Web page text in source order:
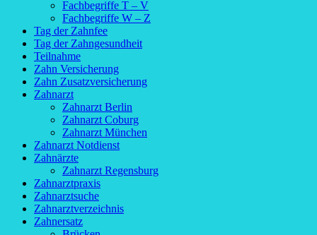
Fachbegriffe T – V
Fachbegriffe W – Z
Tag der Zahnfee
Tag der Zahngesundheit
Teilnahme
Zahn Versicherung
Zahn Zusatzversicherung
Zahnarzt
Zahnarzt Berlin
Zahnarzt Coburg
Zahnarzt München
Zahnarzt Notdienst
Zahnärzte
Zahnarzt Regensburg
Zahnarztpraxis
Zahnarztsuche
Zahnarztverzeichnis
Zahnersatz